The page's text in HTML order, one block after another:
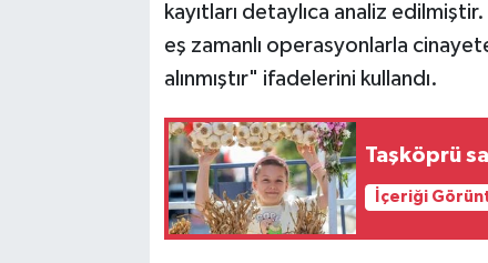
kayıtları detaylıca analiz
eş zamanlı operasyonlarla
alınmıştır" ifadelerini kullandı.
Taşköprü
İçeriği